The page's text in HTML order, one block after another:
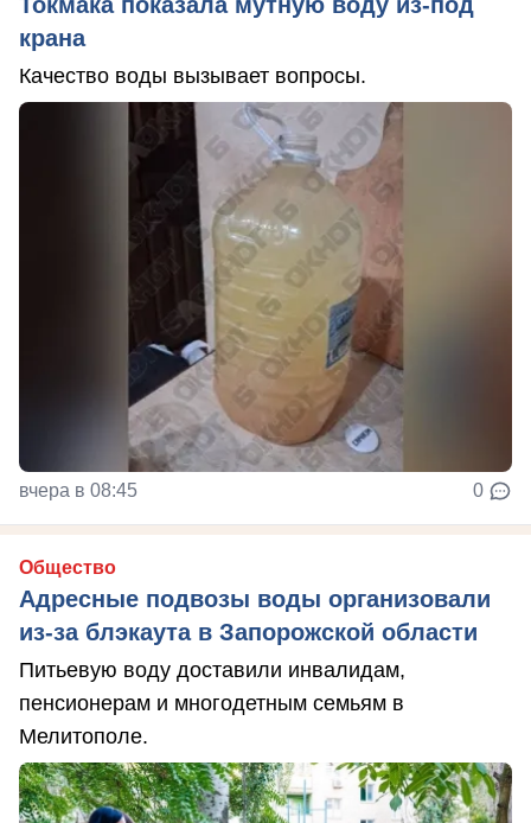
крана
Качество воды вызывает вопросы.
вчера в 08:45 0
Общество
Адресные подвозы воды организовали
из-за блэкаута в Запорожской области
Питьевую воду доставили инвалидам,
пенсионерам и многодетным семьям в
Мелитополе.